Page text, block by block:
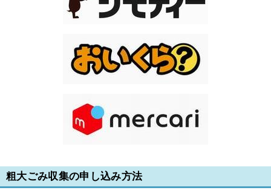
粗大ごみ収集の申し込み方法